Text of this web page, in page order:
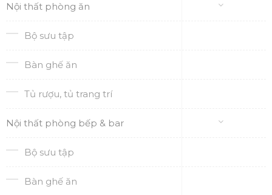
Nội thất phòng ăn
Bộ sưu tập
Bàn ghế ăn
Tủ rượu, tủ trang trí
Nội thất phòng bếp & bar
Bộ sưu tập
Bàn ghế ăn